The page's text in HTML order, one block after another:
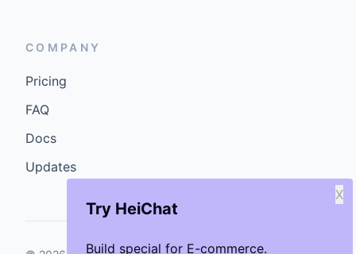
Try HeiChat
Build special for E-commerce.
X
COMPANY
Pricing
FAQ
Docs
Updates